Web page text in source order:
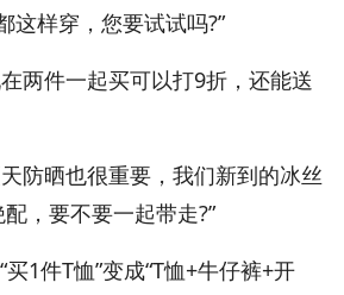
这样穿，您要试试吗?”
件一起买可以打9折，还能送
晒也很重要，我们新到的冰丝
，要不要一起带走?”
件T恤”变成“T恤+牛仔裤+开